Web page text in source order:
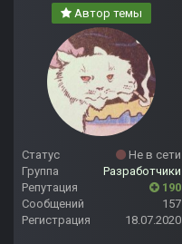
Автор темы
Статус
Не в сети
Группа
Разработчики
Репутация
190
Сообщений
157
Регистрация
18.07.2020